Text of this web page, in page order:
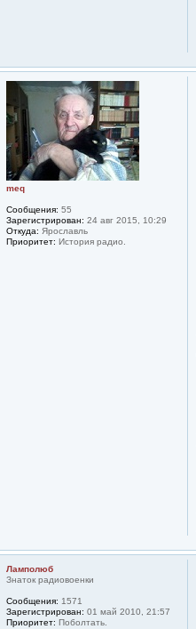
meq
Сообщения: 55
Зарегистрирован: 24 авг 2015, 10:29
Откуда: Ярославль
Приоритет: История радио.
Ламполюб
Знаток радиовоенки
Сообщения: 1571
Зарегистрирован: 01 май 2010, 21:57
Приоритет: Поболтать.